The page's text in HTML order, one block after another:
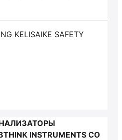
KELISAIKE SAFETY
INSTRUMENTS CO